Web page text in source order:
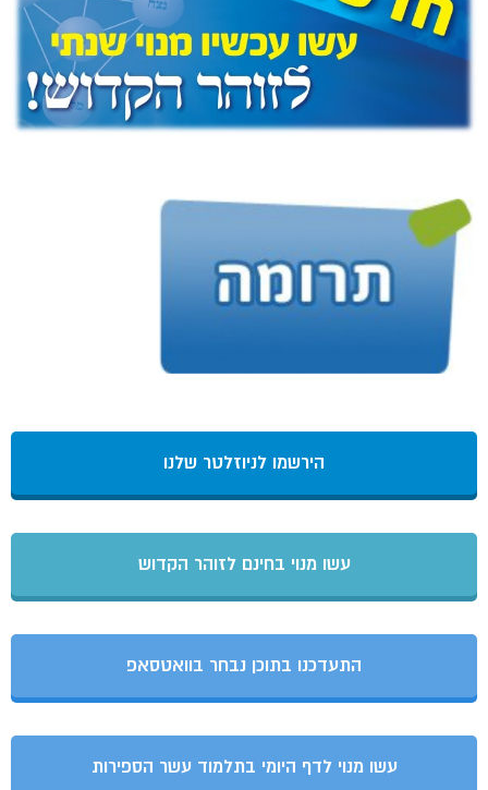
הירשמו לניוזלטר שלנו
עשו מנוי בחינם לזוהר הקדוש
התעדכנו בתוכן נבחר בוואטסאפ
עשו מנוי לדף היומי בתלמוד עשר הספירות